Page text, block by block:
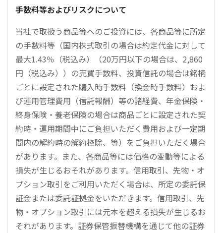
手数料等およびリスクについて
当社で取扱う商品等へのご投資には、各商品等に所定
の手数料等（国内株式取引の場合は約定代金に対して
最大1.43％（税込み）（20万円以下の場合は、2,860
円（税込み））の売買手数料、投資信託の場合は銘柄
ごとに設定された購入時手数料（換金時手数料）およ
び運用管理費用（信託報酬）等の諸経費、年金保険・
終身保険・養老保険の場合は商品ごとに設定された契
約時・運用期間中にご負担いただく費用および一定期
間内の解約時の解約控除、等）をご負担いただく場合
があります。また、各商品等には価格の変動等による
損失が生じるおそれがあります。信用取引、先物・オ
プション取引をご利用いただく場合は、所定の委託保
証金または委託証拠金をいただきます。信用取引、先
物・オプション取引には元本を超える損失が生じるお
それがあります。証券保管振替機構を通じて他の証券